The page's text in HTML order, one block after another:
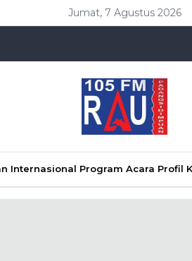
Jumat, 7 Agustus 2026
Internasional Program Acara Profil